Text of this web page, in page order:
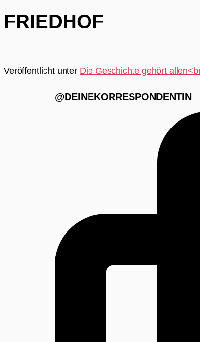
FRIEDHOF
Veröffentlicht unter Die Geschichte gehört
@DEINEKORRESPONDENTIN